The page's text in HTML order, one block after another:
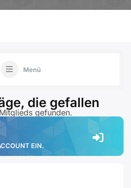
Menü
die gefallen
gefunden.
EIN.